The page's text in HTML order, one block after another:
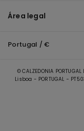
Área legal
Portugal / €
© CALZEDONIA
Lisboa - PORTUGAL -